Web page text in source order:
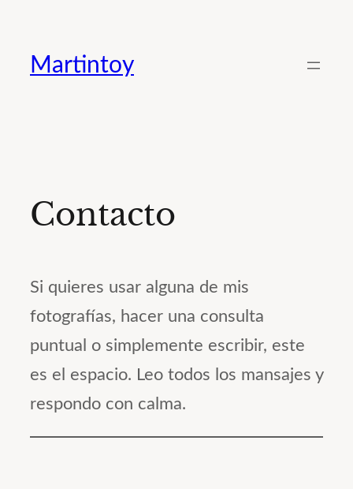
contenido
Martintoy
Contacto
Si quieres usar alguna de mis
fotografías, hacer una consulta
puntual o simplemente escribir, este
es el espacio. Leo todos los mansajes y
respondo con calma.